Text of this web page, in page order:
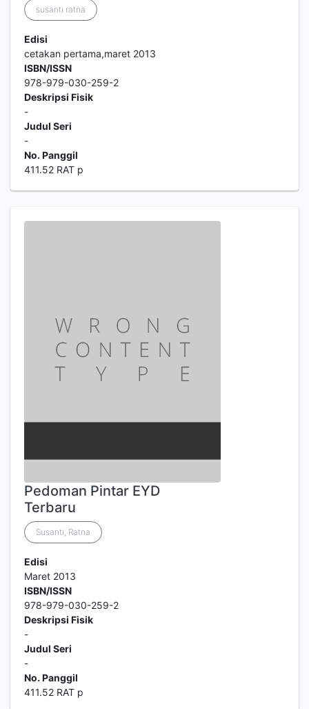
susanti ratna
Edisi
cetakan pertama,maret 2013
ISBN/ISSN
978-979-030-259-2
Deskripsi Fisik
-
Judul Seri
-
No. Panggil
411.52 RAT p
Pedoman Pintar EYD
Terbaru
Susanti, Ratna
Edisi
Maret 2013
ISBN/ISSN
978-979-030-259-2
Deskripsi Fisik
-
Judul Seri
-
No. Panggil
411.52 RAT p